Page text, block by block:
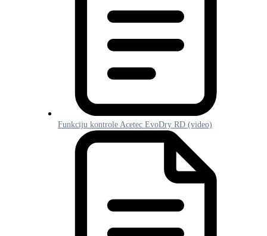
Funkciju kontrole Acetec EvoDry RD (video)